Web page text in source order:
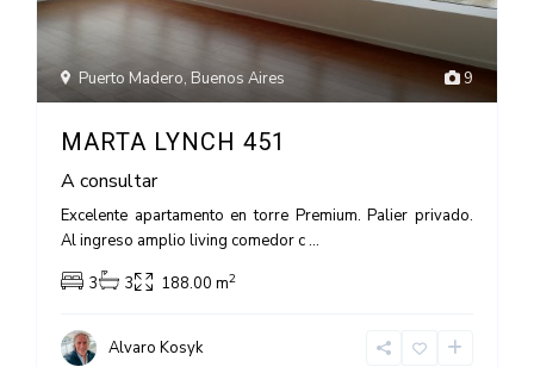
9
Puerto Madero,Buenos Aires
MARTA LYNCH 451
A consultar
Excelente apartamento en torre Premium. Palier privado.
Al ingreso amplio living comedor c...
3
3 188.00 m2
Alvaro Kosyk